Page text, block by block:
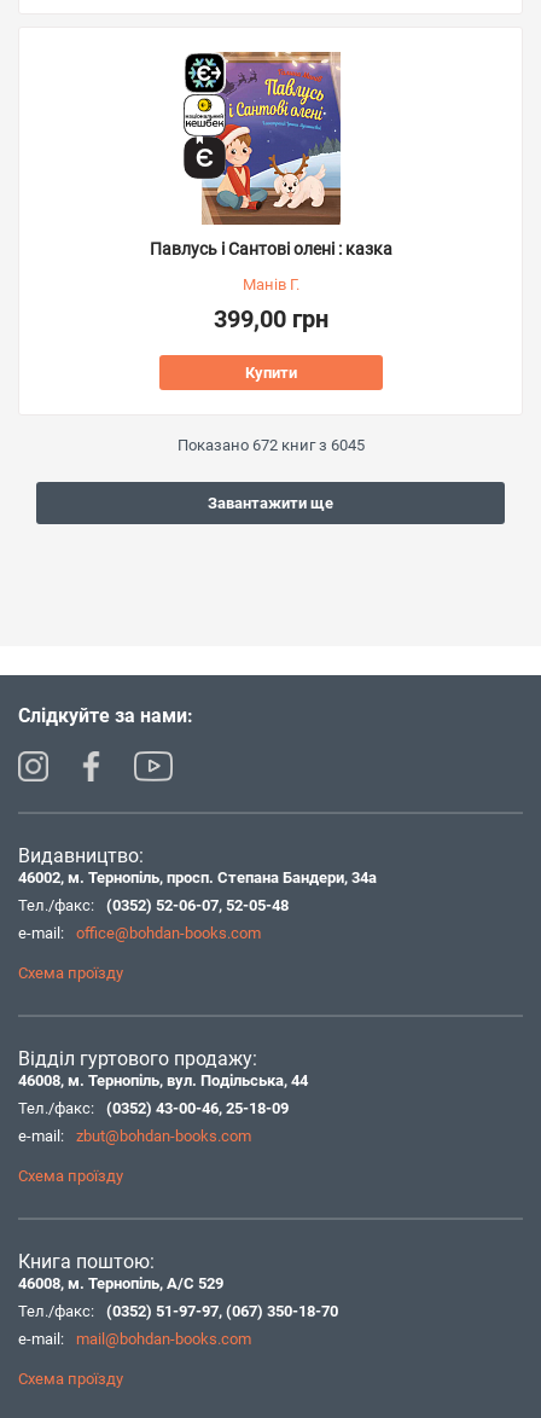
Павлусь і Сантові олені : казка
Манів Г.
399,00 грн
Купити
Показано 672книг з 6045
Завантажити ще
Слідкуйте за нами:
Видавництво:
46002, м. Тернопіль, просп. Степана Бандери, 34а
Тел./факс:
(0352) 52-06-07, 52-05-48
e-mail:
office@bohdan-books.com
Схема проїзду
Відділ гуртового продажу:
46008, м. Тернопіль, вул. Подільська, 44
Тел./факс:
(0352) 43-00-46, 25-18-09
e-mail:
zbut@bohdan-books.com
Схема проїзду
Книга поштою:
46008, м. Тернопіль, А/С 529
Тел./факс:
(0352) 51-97-97, (067) 350-18-70
e-mail:
mail@bohdan-books.com
Схема проїзду